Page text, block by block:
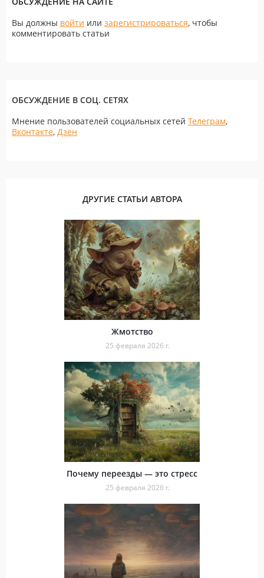
Вы должны войти или зарегистрироваться, чтобы
комментировать статьи
ОБСУЖДЕНИЕ В СОЦ. СЕТЯХ
Мнение пользователей социальных сетей Телеграм,
Вконтакте, Дзен
ДРУГИЕ СТАТЬИ АВТОРА
Жмотство
25 февраля 2026 г.
Почему переезды — это стресс
25 февраля 2026 г.